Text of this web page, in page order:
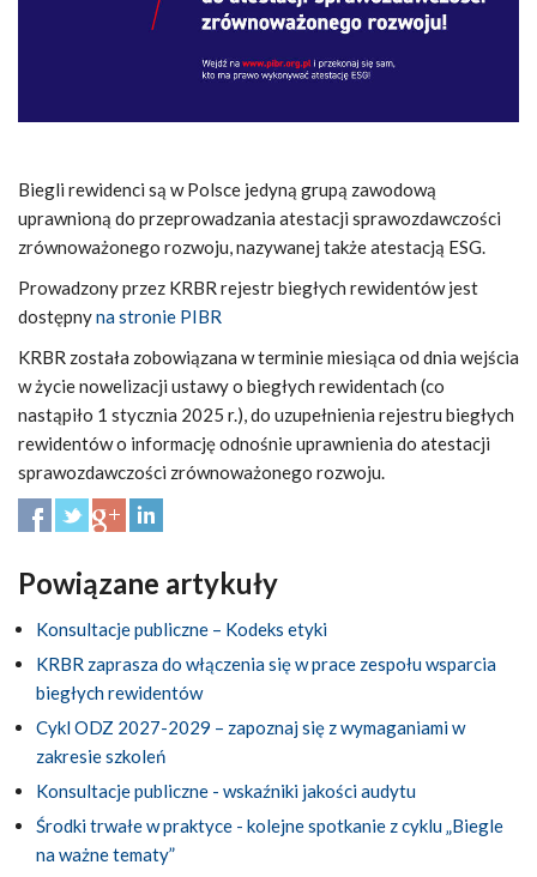
Biegli rewidenci są w Polsce jedyną grupą zawodową
uprawnioną do przeprowadzania atestacji sprawozdawczości
zrównoważonego rozwoju, nazywanej także atestacją ESG.
Prowadzony przez KRBR rejestr biegłych rewidentów jest
dostępnyna stronie PIBR
KRBR została zobowiązana w terminie miesiąca od dnia wejścia
w życie nowelizacji ustawy o biegłych rewidentach (co
nastąpiło 1 stycznia 2025 r.), do uzupełnienia rejestru biegłych
rewidentów o informację odnośnie uprawnienia do atestacji
sprawozdawczości zrównoważonego rozwoju.
Powiązane artykuły
Konsultacje publiczne – Kodeks etyki
KRBR zaprasza do włączenia się w prace zespołu wsparcia
biegłych rewidentów
Cykl ODZ 2027-2029 – zapoznaj się z wymaganiami w
zakresie szkoleń
Konsultacje publiczne - wskaźniki jakości audytu
Środki trwałe w praktyce - kolejne spotkanie z cyklu „Biegle
na ważne tematy”